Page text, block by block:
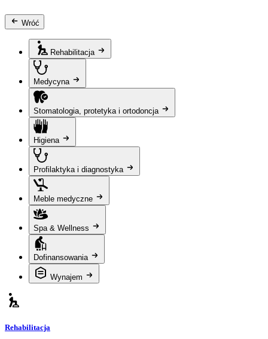
Wróć
Rehabilitacja
Medycyna
Stomatologia, protetyka i ortodoncja
Higiena
Profilaktyka i diagnostyka
Meble medyczne
Spa & Wellness
Dofinansowania
Wynajem
Rehabilitacja